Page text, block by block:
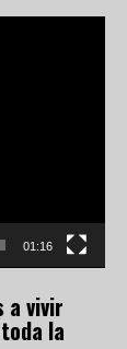
01:16
a vivir
la